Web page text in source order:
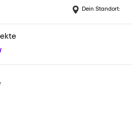
Dein Standort: